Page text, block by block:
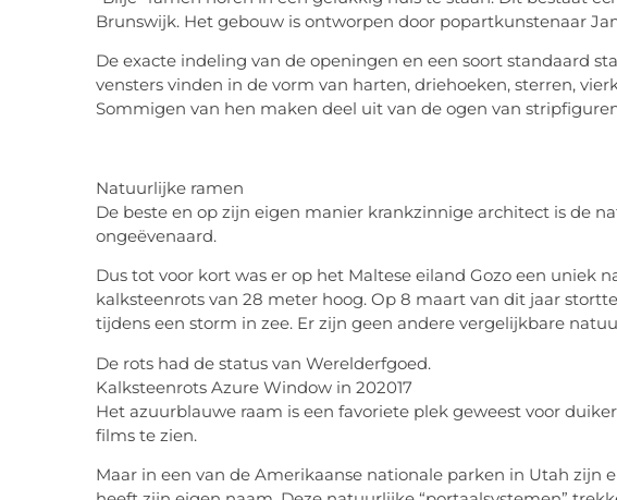
Brunswijk. Het gebouw is ontworpen door popartkunstenaar
De exacte indeling van de openingen en een soort standaard
vensters vinden in de vorm van harten, driehoeken, sterren,
Sommigen van hen maken deel uit van de ogen van
Natuurlijke ramen
De beste en op zijn eigen manier krankzinnige architect is de
ongeëvenaard.
Dus tot voor kort was er op het Maltese eiland Gozo een uniek
kalksteenrots van 28 meter hoog. Op 8 maart van dit jaar
tijdens een storm in zee. Er zijn geen andere vergelijkbare
De rots had de status van Werelderfgoed.
Kalksteenrots Azure Window in 202017
Het azuurblauwe raam is een favoriete plek geweest voor
films te zien.
Maar in een van de Amerikaanse nationale parken in Utah zijn